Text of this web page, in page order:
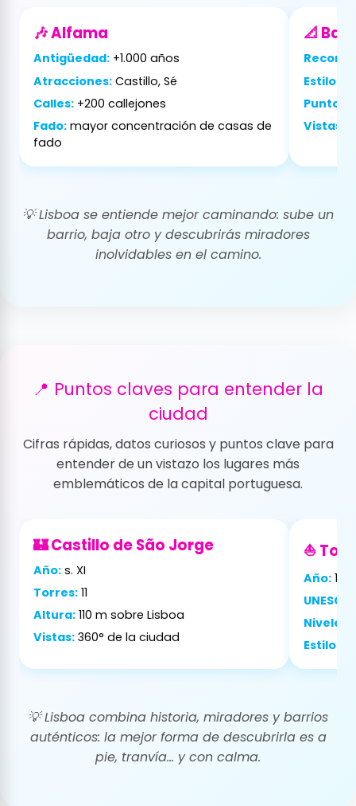
🎶 Alfama
Antigüedad:+1.000 años
Atracciones:Castillo, Sé
Calles:+200 callejones
Fado:mayor concentración de casas de
fado
📐
Estilo:
Puntos
Vistas:
💡Lisboa se entiende mejor caminando: sube un
barrio, baja otro y descubrirás miradores
inolvidables en el camino.
📍 Puntos claves para entender la
ciudad
Cifras rápidas, datos curiosos y puntos clave para
entender de un vistazo los lugares más
emblemáticos de la capital portuguesa.
🏰 Castillo de São Jorge
Año:s. XI
Torres:11
Altura:110 m sobre Lisboa
Vistas:360° de la ciudad
⛵
Año:1515
UNESCO:
Niveles:
Estilo:
💡Lisboa combina historia, miradores y barrios
auténticos: la mejor forma de descubrirla es a
pie, tranvía… y con calma.